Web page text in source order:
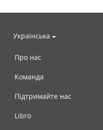
Українська
Про нас
Команда
Підтримайте нас
Libro